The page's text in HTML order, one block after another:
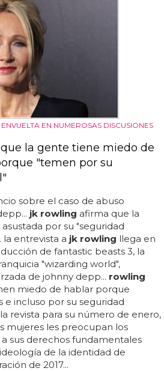
EN NUMEROSAS DISCUSIONES
la gente tiene miedo de
"temen por su
sobre el caso de abuso
jk rowling afirma que la
por su "seguridad
la entrevista a jk rowling llega en
de fantastic beasts 3, la
"wizarding world",
de johnny depp... rowling
miedo de hablar porque
e incluso por su seguridad
revista para su número de enero,
mujeres les preocupan los
sus derechos fundamentales
de la identidad de
de 2017...